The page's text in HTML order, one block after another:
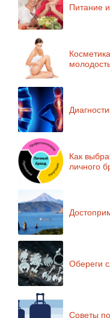
Питание
Как
личного
Обереги
Советы